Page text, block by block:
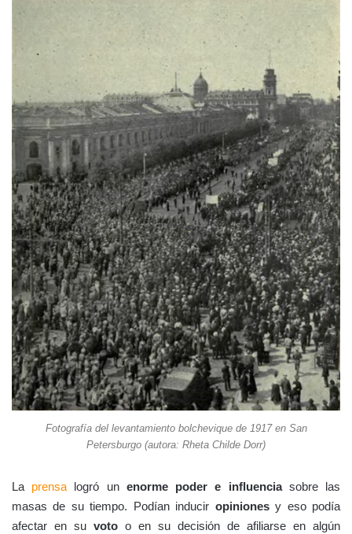
Fotografía del levantamiento bolchevique de 1917 en San
Petersburgo (autora: Rheta Childe Dorr)
La prensa logró un enorme poder e influenciasobre las
masas de su tiempo. Podían inducir opinionesy eso podía
afectar en su voto o en su decisión de afiliarse en algún